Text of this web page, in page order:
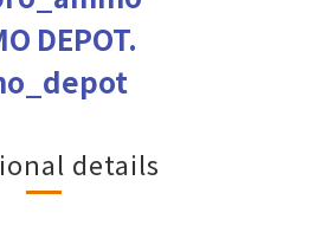
DEPOT.
details